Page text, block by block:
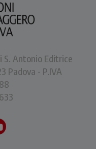
S. Antonio Editrice
Padova - P.IVA